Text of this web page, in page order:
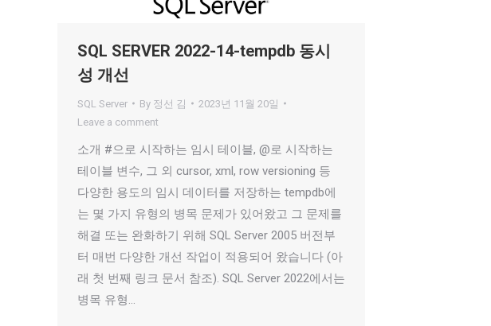
SQL SERVER 2022-14-tempdb 동시
성 개선
SQL Server By 정선 김
2023년 11월 20일
Leave a comment
소개 #으로 시작하는 임시 테이블, @로 시작하는
테이블 변수, 그 외 cursor, xml, row versioning 등
다양한 용도의 임시 데이터를 저장하는 tempdb에
는 몇 가지 유형의 병목 문제가 있어왔고 그 문제를
해결 또는 완화하기 위해 SQL Server 2005 버전부
터 매번 다양한 개선 작업이 적용되어 왔습니다 (아
래 첫 번째 링크 문서 참조). SQL Server 2022에서는
병목 유형…